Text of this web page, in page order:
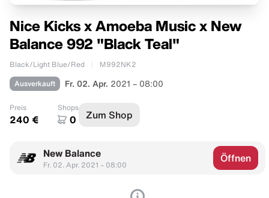
Nice Kicks x Amoeba Music x New
Balance 992 "Black Teal"
Black/Light Blue/Red M992NK2
Ausverkauft Fr. 02. Apr. 2021 – 08:00
Preis
240 €
Shops
0 Zum Shop
New Balance
Fr. 02. Apr. 2021 – 08:00
Öffnen